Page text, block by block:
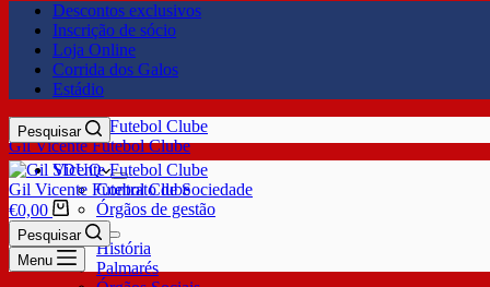
Descontos exclusivos
Inscrição de sócio
Loja Online
Corrida dos Galos
Estádio
Gil Vicente Futebol Clube
Pesquisar
SDUQ
Contrato de Sociedade
Órgãos de gestão
Clube
História
Palmarés
Gil Vicente Futebol Clube
€0,00
Pesquisar
Menu